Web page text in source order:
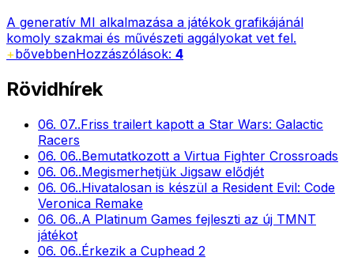
A generatív MI alkalmazása a játékok grafikájánál
komoly szakmai és művészeti aggályokat vet fel.
+bővebbenHozzászólások: 4
Rövidhírek
06. 07..Friss trailert kapott a Star Wars: Galactic
Racers
06. 06..Bemutatkozott a Virtua Fighter Crossroads
06. 06..Megismerhetjük Jigsaw elődjét
06. 06..Hivatalosan is készül a Resident Evil: Code
Veronica Remake
06. 06..A Platinum Games fejleszti az új TMNT
játékot
06. 06..Érkezik a Cuphead 2